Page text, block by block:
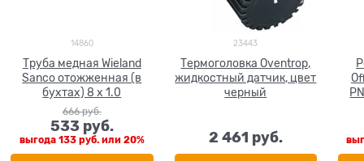
14860
Труба медная Wieland
Sanco отожженная (в
бухтах) 8 x 1.0
666 руб.
533 руб.
выгода 133 руб.или 20%
23443
Термоголовка Oventrop,
жидкостный датчик, цвет
черный
2 461 руб.